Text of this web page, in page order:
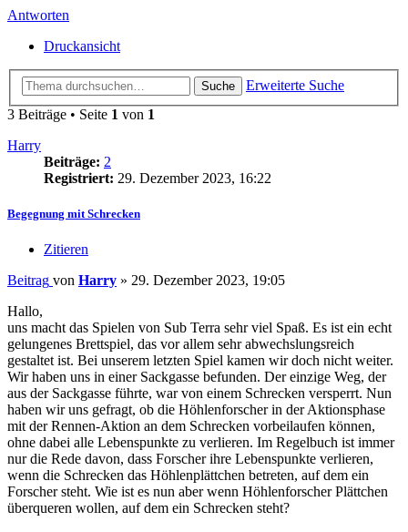
Antworten
Druckansicht
Suche
Erweiterte Suche
3 Beiträge • Seite 1 von 1
Harry
Beiträge: 2
Registriert: 29. Dezember 2023, 16:22
Begegnung mit Schrecken
Zitieren
Beitrag von Harry » 29. Dezember 2023, 19:05
Hallo,
uns macht das Spielen von Sub Terra sehr viel Spaß. Es ist ein echt
gelungenes Brettspiel, das vor allem sehr abwechslungsreich
gestaltet ist. Bei unserem letzten Spiel kamen wir doch nicht weiter.
Wir haben uns in einer Sackgasse befunden. Der einzige Weg, der
aus der Sackgasse führte, war von einem Schrecken versperrt. Nun
haben wir uns gefragt, ob die Höhlenforscher in der Aktionsphase
mit der Rennen-Aktion an dem Schrecken vorbeilaufen können,
ohne dabei alle Lebenspunkte zu verlieren. Im Regelbuch ist immer
nur die Rede davon, dass Forscher ihre Lebenspunkte verlieren,
wenn die Schrecken das Höhlenplättchen betreten, auf dem ein
Forscher steht. Wie ist es nun aber wenn Höhlenforscher Plättchen
überqueren wollen, auf dem ein Schrecken steht?